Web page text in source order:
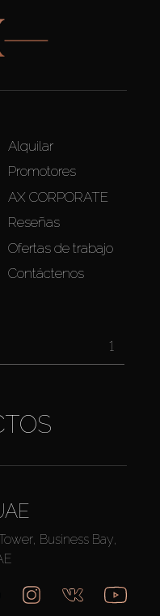
Alquilar
Promotores
AX CORPORATE
Reseñas
Ofertas de trabajo
Contáctenos
1
Business Bay,